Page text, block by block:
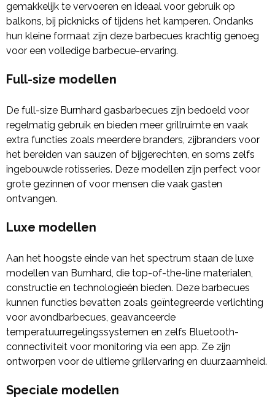
gemakkelijk te vervoeren en ideaal voor gebruik op
balkons, bij picknicks of tijdens het kamperen. Ondanks
hun kleine formaat zijn deze barbecues krachtig genoeg
voor een volledige barbecue-ervaring.
Full-size modellen
De full-size Burnhard gasbarbecues zijn bedoeld voor
regelmatig gebruik en bieden meer grillruimte en vaak
extra functies zoals meerdere branders, zijbranders voor
het bereiden van sauzen of bijgerechten, en soms zelfs
ingebouwde rotisseries. Deze modellen zijn perfect voor
grote gezinnen of voor mensen die vaak gasten
ontvangen.
Luxe modellen
Aan het hoogste einde van het spectrum staan de luxe
modellen van Burnhard, die top-of-the-line materialen,
constructie en technologieën bieden. Deze barbecues
kunnen functies bevatten zoals geïntegreerde verlichting
voor avondbarbecues, geavanceerde
temperatuurregelingssystemen en zelfs Bluetooth-
connectiviteit voor monitoring via een app. Ze zijn
ontworpen voor de ultieme grillervaring en duurzaamheid.
Speciale modellen